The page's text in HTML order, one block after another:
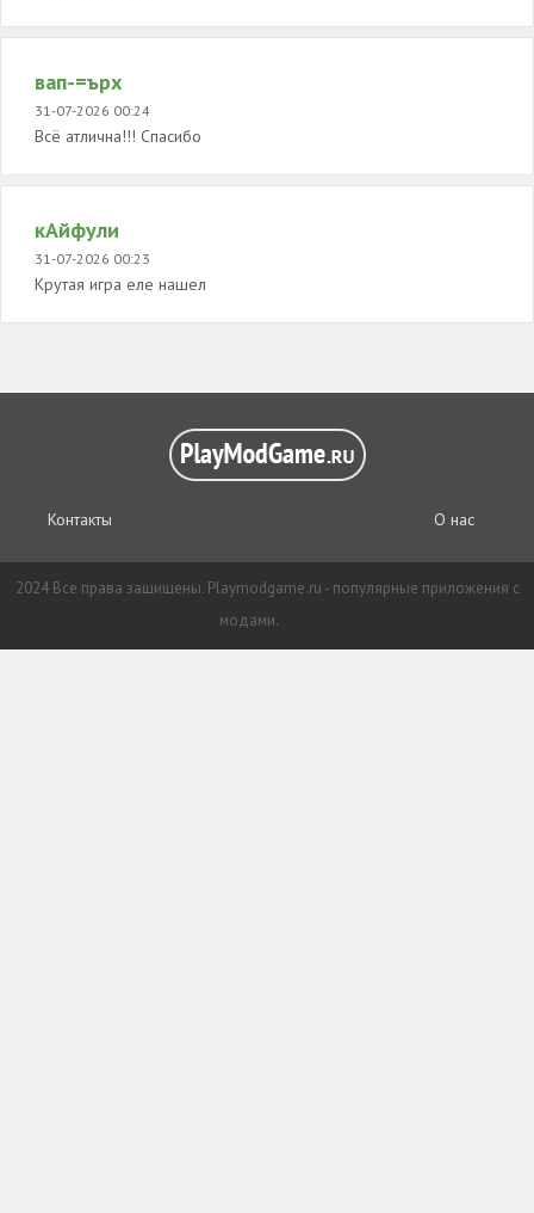
вап-=ърх
31-07-2026 00:24
Всё атлична!!! Спасибо
кАйфули
31-07-2026 00:23
Крутая игра еле нашел
Контакты О нас
2024 Все права защищены. Playmodgame.ru - популярные приложения с
модами.